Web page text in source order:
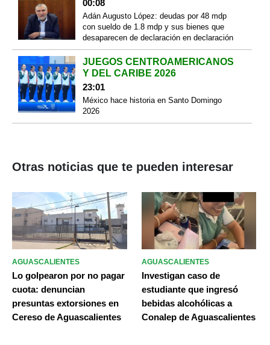
00:08
Adán Augusto López: deudas por 48 mdp
con sueldo de 1.8 mdp y sus bienes que
desaparecen de declaración en declaración
JUEGOS CENTROAMERICANOS
Y DEL CARIBE 2026
23:01
México hace historia en Santo Domingo
2026
Otras noticias que te pueden interesar
AGUASCALIENTES
Lo golpearon por no pagar
cuota: denuncian
presuntas extorsiones en
Cereso de Aguascalientes
AGUASCALIENTES
Investigan caso de
estudiante que ingresó
bebidas alcohólicas a
Conalep de Aguascalientes